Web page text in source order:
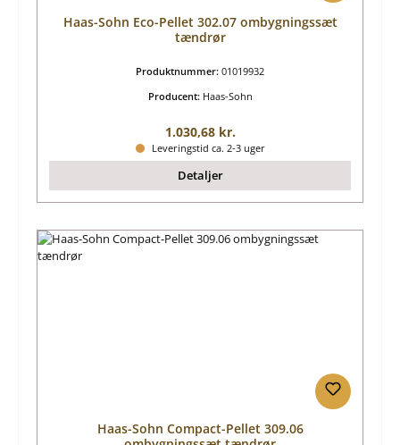
Haas-Sohn Eco-Pellet 302.07 ombygningssæt
tændrør
Produktnummer: 01019932
Producent: Haas-Sohn
Almindelig pris:
1.030,68 kr.
Leveringstid ca. 2-3 uger
Detaljer
Haas-Sohn Compact-Pellet 309.06